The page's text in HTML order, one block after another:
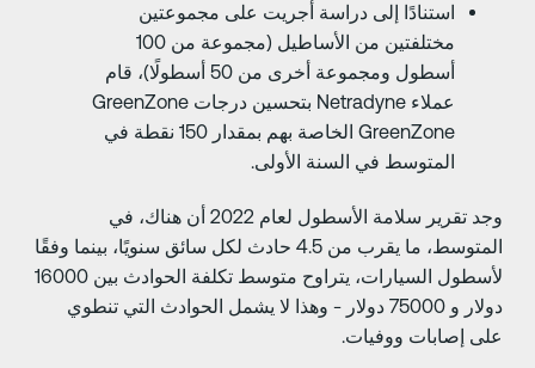
استنادًا إلى دراسة أجريت على مجموعتين
مختلفتين من الأساطيل (مجموعة من 100
أسطول ومجموعة أخرى من 50 أسطولًا)، قام
عملاء Netradyne بتحسين درجات GreenZone
GreenZone الخاصة بهم بمقدار 150 نقطة في
المتوسط في السنة الأولى.
وجد تقرير سلامة الأسطول لعام 2022 أن هناك، في
المتوسط، ما يقرب من 4.5 حادث لكل سائق سنويًا، بينما وفقًا
لأسطول السيارات، يتراوح متوسط تكلفة الحوادث بين 16000
دولار و 75000 دولار - وهذا لا يشمل الحوادث التي تنطوي
إصابات ووفيات.